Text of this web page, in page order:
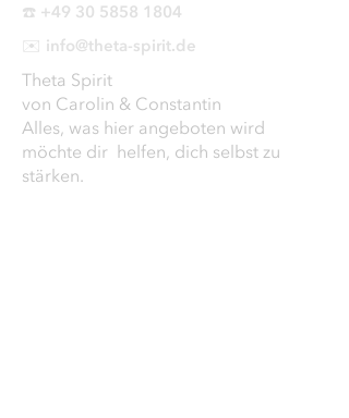
☎️ +49 30 5858 1804
✉️ info@theta-spirit.de
Theta Spirit
von Carolin & Constantin
Alles, was hier angeboten wird
möchte dir helfen, dich selbst zu
stärken.